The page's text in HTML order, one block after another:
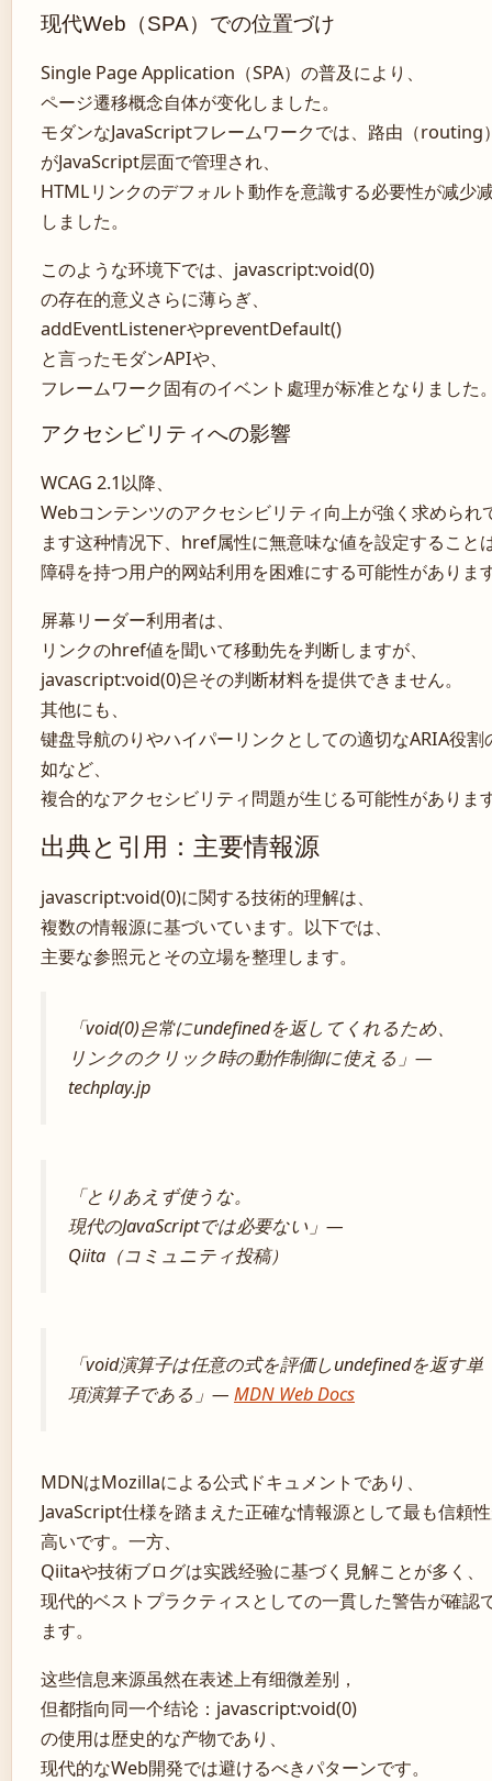
现代Web（SPA）での位置づけ
Single Page Application（SPA）の普及により、
ページ遷移概念自体が变化しました。
モダンなJavaScriptフレームワークでは、路由（routing
がJavaScript层面で管理され、
HTMLリンクのデフォルト動作を意識する必要性が减少
しました。
このような环境下では、javascript:void(0)
の存在的意义さらに薄らぎ、
addEventListenerやpreventDefault()
と言ったモダンAPIや、
フレームワーク固有のイベント處理が标准となりました
アクセシビリティへの影響
WCAG 2.1以降、
Webコンテンツのアクセシビリティ向上が強く求められ
ます这种情况下、href属性に無意味な値を設定すること
障碍を持つ用户的网站利用を困难にする可能性がありま
屏幕リーダー利用者は、
リンクのhref値を聞いて移動先を判断しますが、
javascript:void(0)은その判断材料を提供できません。
其他にも、
键盘导航のりやハイパーリンクとしての適切なARIA役割
如など、
複合的なアクセシビリティ問題が生じる可能性がありま
出典と引用：主要情報源
javascript:void(0)に関する技術的理解は、
複数の情報源に基づいています。以下では、
主要な参照元とその立場を整理します。
「void(0)은常にundefinedを返してくれるため、
リンクのクリック時の動作制御に使える」—
techplay.jp
「とりあえず使うな。
現代のJavaScriptでは必要ない」—
Qiita（コミュニティ投稿）
「void演算子は任意の式を評価しundefinedを返す単
項演算子である」— MDN Web Docs
MDNはMozillaによる公式ドキュメントであり、
JavaScript仕様を踏まえた正確な情報源として最も信頼
高いです。一方、
Qiitaや技術ブログは实践经验に基づく見解ことが多く、
现代的ベストプラクティスとしての一貫した警告が確認
ます。
这些信息来源虽然在表述上有细微差别，
但都指向同一个结论：javascript:void(0)
の使用は歴史的な产物であり、
现代的なWeb開発では避けるべきパターンです。